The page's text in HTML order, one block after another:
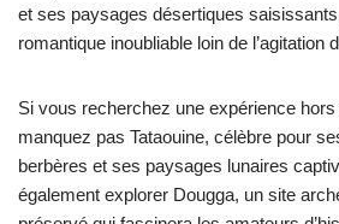
et ses paysages désertiques
romantique inoubliable loin de l’agitation
Si vous recherchez une expérience
manquez pas Tataouine, célèbre pour
berbères et ses paysages lunaires
également explorer Dougga, un site